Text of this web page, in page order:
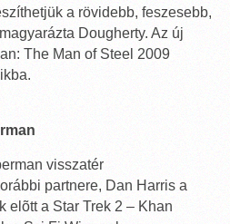
a rövidebb, feszesebb,
Dougherty. Az új
The Man of Steel 2009
visszatér
partnere, Dan Harris a
elõtt a Star Trek 2 – Khan